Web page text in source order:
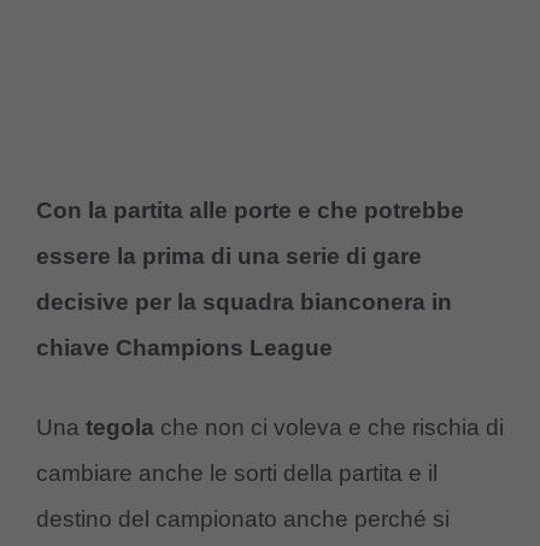
Con la partita alle porte e che potrebbe
essere la prima di una serie di gare
decisive per la squadra bianconera in
chiave Champions League
Una tegola che non ci voleva e che rischia di
cambiare anche le sorti della partita e il
destino del campionato anche perché si